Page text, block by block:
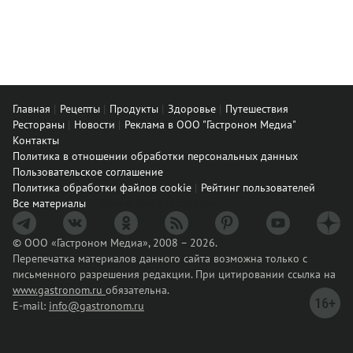
Главная Рецепты Продукты Здоровье
Путешествия
Рестораны
Новости
Реклама в ООО "Гастроном Медиа"
Контакты
Политика в отношении обработки персональных данных
Пользовательское соглашение
Политика обработки файлов cookie
Рейтинг пользователей
Все материалы
© ООО «Гастроном Медиа», 2008 – 2026.
Перепечатка материалов данного сайта возможна только с
письменного разрешения редакции. При цитировании ссылка на
www.gastronom.ru обязательна.
E-mail: info@gastronom.ru